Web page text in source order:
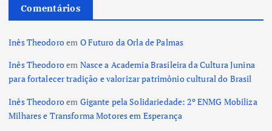
Comentários
Inês Theodoroem O Futuro da Orla de Palmas
Inês Theodoroem Nasce a Academia Brasileira da Cultura Junina
para fortalecer tradição e valorizar patrimônio cultural do Brasil
Inês Theodoroem Gigante pela Solidariedade: 2º ENMG Mobiliza
Milhares e Transforma Motores em Esperança